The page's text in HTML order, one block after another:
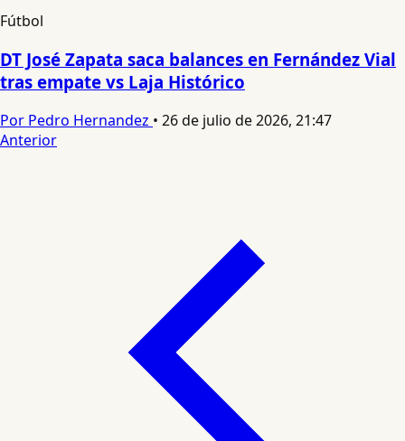
Fútbol
DT José Zapata saca balances en Fernández Vial
tras empate vs Laja Histórico
Por Pedro Hernandez • 26 de julio de 2026, 21:47
Anterior